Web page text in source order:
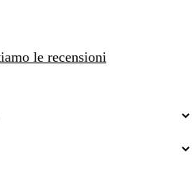
le recensioni